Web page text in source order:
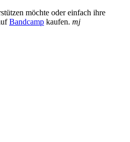
möchte oder einfach ihre
Bandcamp kaufen. mj